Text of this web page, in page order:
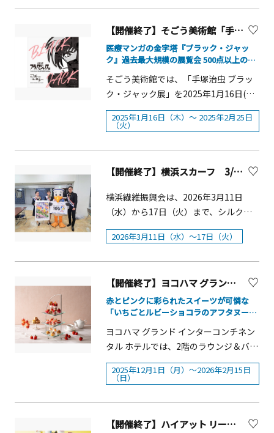
28日(金)の営業時間は17:00～21:30とな
ります。※開催予定は天候等により変
更となる場合がございます。最新の予
定は、クリスマスマーケットホームペ
ージで発信します。＜西区キャンドル
アート2025＞「横浜市西区キャンドル
アート」は、今年で16回目を迎える一
夜限りのキャンドルイベントです。横
浜市西区のマスコットキャラクター
フキャンドルや地元の小学生の皆さん
ドルが会場を優しく照らします。幻想
的な空間を是非お楽しみください。■
開催日時：2025年12月20日（土）■開
催時間：17：00~19：00■開催場所：
グランモール公園 美術の広場■主催：
ー ■協力神奈川県障害者芸術文化活
動支援センター公益財団法人神奈川県
身体障害者連合会社会福祉法人神奈川
県社会福祉協議会認定NPO法人アーク
シップ横浜商工会議所横浜中華街発展
奈川県ホームページよりご確認くださ
い。
も実施しています。（詳細はこちら）
をお届けします。開催概要■開催期
間：2025年12月6日（土）～2026年3月
1日（日）■時間：平日13：00～21：
00／土日祝11：00～21：00※2025年
12月22日（月）～2026年1月12日
す。■開催場所：山下公園（おまつり
広場近辺）■入場料：無料（スケート
パークは有料）■主催：YMC冬季山下
公園イベント実行委員会（構成：YMC
協議会・横浜市 他）
たいクリスマスマーケットランキン
グ)」で1位に輝きました。&nbsp;クリ
スマスマーケット発祥の地・ドイツか
ら取り寄せたクリスマスマーケットの
（木の小屋）や、会場の装飾等は、現
地の世界観が表現され&ldquo;本場感
&rdquo;をお楽しみいただけます。みな
とみらいの近代的な街並みと海を臨む
別な時間をお過ごしください。2010 年
ンセプトは「Time」。110 年を超える
歴史と伝統が残る横浜赤レンガ倉庫の
&ldquo;時&rdquo;と、ご来場いただく
お客様の&ldquo;時&rdquo;がクリスマ
スマーケットで重なり、新しい&ldquo;
時&rdquo;を過ごしてほしいという想い
が込められています。&nbsp;今年は本
イベントを象徴する本物のモミの木を
にアップデートされています。昨年に
続き、海とツリーを臨める完全個室の
特等席「プレミアムラウンジ」や、横
浜赤レンガ倉庫周辺に広がる飲食・物
様にお楽しみいただけるコンテンツが
ジャズライブ体験と、横浜の夜景を感
生のジャズバンドによる演奏に加え、
屋形船をまるでジャズクラブのように
演出した照明、また横浜自慢のおつま
み、軽食やお酒の飲み放題などをご用
意しております！！【実施日】2025年2
月16日(日)【料金】お一人様 10,000円
（税込）【時間】16:30-17:50【出演
人々の心にそっと優しく染み込んでい
くクリスタルボイス、浮遊感とキャッ
ターサウンド。都内を中心に活躍して
いるジャズボーカリスト佐々木順とジ
ャズギタリスト井上大地がJAZZを飛び
越え、ポップス等も取り入れた演奏を
【開催終了】そごう美術館「手塚治虫 ブラック・ジャック展」（横浜）
医療マンガの金字塔『ブラック・ジャッ
ク』過去最大規模の展覧会 500点以上の生
そごう美術館では、「手塚治虫 ブラッ
ク・ジャック展」を2025年1月16日(木)
より開催します。顔に傷のある黒ずく
めの天才外科医ブラック・ジャック
ピノコ。強力なキャラクターたちが繰
り広げる物語は世界を舞台に、人間や
しての生きざまや、そもそも「医者は
何のためにあるのだ」という根本的な
紡ぎ出されています。本展は、『ブラ
オン』や1970年代に発行された単行本
の200以上のエピソードの直筆原稿が展
示される『ブラック・ジャック』史上
最大規模の展覧会です。世界的に評価
されている名作マンガ『ブラック・ジ
感できます。開催概要〇展覧会名：手
塚治虫 ブラック・ジャック展〇会期：
2025年1月16日(木)〜2月25日(火)〇時
間：10:00～20:00 ＊入館は閉館の30
2025年1月16日（木）～ 2025年2月25日
（火）
【開催終了】横浜スカーフ 3/11～3/17「かながわシルクフェア」開催！【横浜市】
横浜繊維振興会は、2026年3月11日
（水）から17日（火）まで、シルクセ
ンターにて「かながわシルクフェア
（横浜スカーフ販売会ならびにイベン
別なイベントです。横浜の歴史や文化
に触れながら、自分だけの一枚を見つ
けてみませんか。皆さまのご来場をお
待ちしています。実施概要■開催期
間：2026年３月11日（水）～3月17日
所：シルクセンター横浜スカーフ販売
会：シルクセンター1階特設会場イベン
ト会場：シルクセンターB1F催事場■実
施主体：かながわシルクフェア実行委
2026年3月11日（水）～17日（火）
【開催終了】ヨコハマ グランド インターコンチネンタル ホテル「いちごとルビーショコラのアフタヌーンティー」
赤とピンクに彩られたスイーツが可憐な
「いちごとルビーショコラのアフタヌーン
ヨコハマ グランド インターコンチネン
タル ホテルでは、2階のラウンジ＆バー
「マリンブルー」にて、2025年12月1
日（月）〜2026年2月15日（日）の期
テーマにしたアフタヌーンティーが提
供されます。&nbsp;いちごと並んで主
2025年12月1日（月）～2026年2月15日
（日）
【開催終了】ハイアット リージェンシー 横浜「ホワイトストロベリー・アフタヌーンティー」